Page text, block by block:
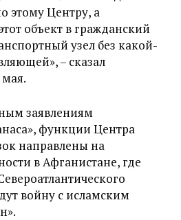
этому Центру, а
объект в гражданский
узел без какой-
– сказал
заявлениям
функции Центра
направлены на
в Афганистане, где
войну с исламским